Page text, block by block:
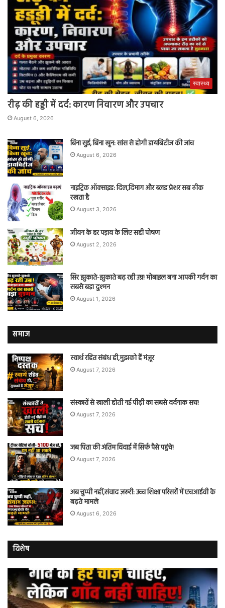
स्वास्थ्य
रीढ़ की हड्डी में दर्द: कारण निवारण और उपचार
August 6, 2026
बिना सुई, बिना खून: सांस से होगी डायबिटीज की जांच
August 6, 2026
नाइट्रिक ऑक्साइड: दिल,दिमाग और ब्लड प्रेशर सब ठीक
रखता है
August 3, 2026
जीवन के हर पड़ाव के लिए सही पोषण
August 2, 2026
सिर झुकाते-झुकाते बढ़ रही उम्र! मोबाइल बना आपकी गर्दन का
सबसे बड़ा दुश्मन
August 1, 2026
समाज
स्वार्थ रहित संबंध ही,मुझको हैं मंज़ूर
August 7, 2026
संस्कारों से खाली होती नई पीढ़ी का सबसे दर्दनाक सच!
August 7, 2026
जब पिता की अंतिम विदाई में सिर्फ पैसे पहुंचे!
August 7, 2026
अब चुप्पी नहीं,संवाद ज़रूरी: उच्च शिक्षा परिसरों में एचआईवी के
बढ़ते मामले
August 6, 2026
विशेष